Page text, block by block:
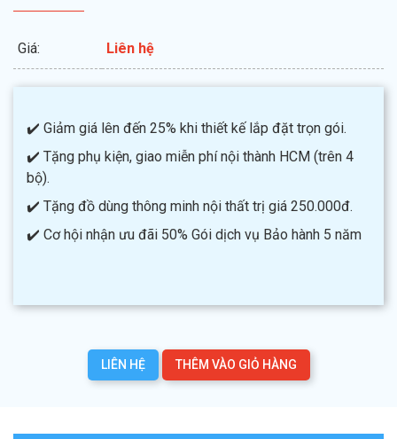
Giá: Liên hệ
✔️ Giảm giá lên đến 25% khi thiết kế lắp đặt trọn gói.
✔️ Tặng phụ kiện, giao miễn phí nội thành HCM (trên 4
bộ).
✔️ Tặng đồ dùng thông minh nội thất trị giá 250.000đ.
✔️ Cơ hội nhận ưu đãi 50% Gói dịch vụ Bảo hành 5 năm
LIÊN HỆ THÊM VÀO GIỎ HÀNG